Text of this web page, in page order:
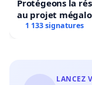
Protégeons la
au projet
1 133 signatures
LANCEZ